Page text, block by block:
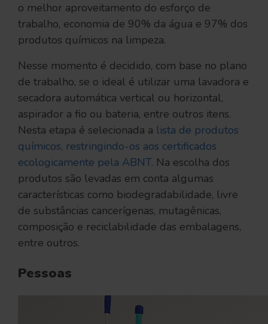
o melhor aproveitamento do esforço de
trabalho, economia de 90% da água e 97% dos
produtos químicos na limpeza.
Nesse momento é decidido, com base no plano
de trabalho, se o ideal é utilizar uma lavadora e
secadora automática vertical ou horizontal,
aspirador a fio ou bateria, entre outros itens.
Nesta etapa é selecionada a lista de produtos
químicos, restringindo-os aos certificados
ecologicamente pela ABNT. Na escolha dos
produtos são levadas em conta algumas
características como biodegradabilidade, livre
de substâncias cancerígenas, mutagênicas,
composição e reciclabilidade das embalagens,
entre outros.
Pessoas